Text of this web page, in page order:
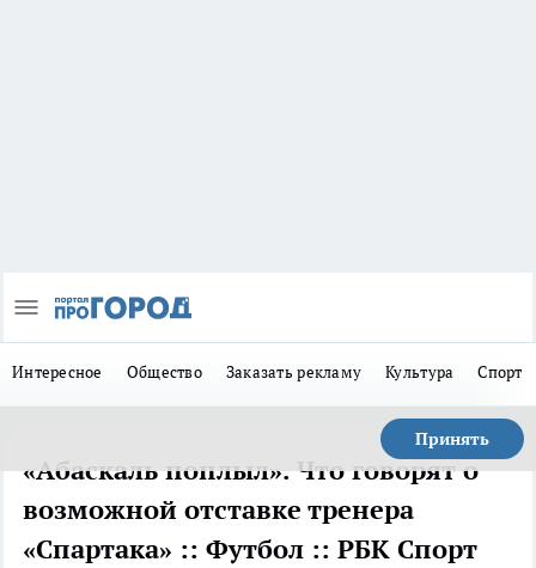
Интересное Общество Заказать рекламу Культура Спорт
Принять
«Абаскаль поплыл». Что говорят о
возможной отставке тренера
«Спартака» :: Футбол :: РБК Спорт